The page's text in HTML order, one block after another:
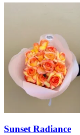
Sunset Radiance